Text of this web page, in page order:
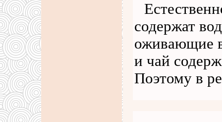
содержат
оживающие
и чай
Поэтому в